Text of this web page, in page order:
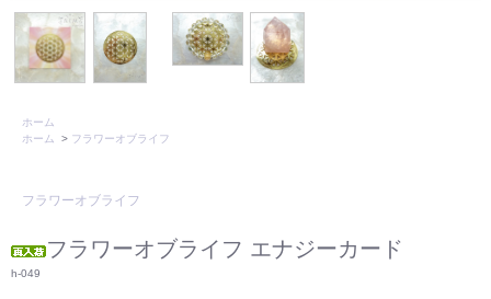
ホーム
ホーム
> フラワーオブライフ
フラワーオブライフ
フラワーオブライフ エナジーカード
h-049